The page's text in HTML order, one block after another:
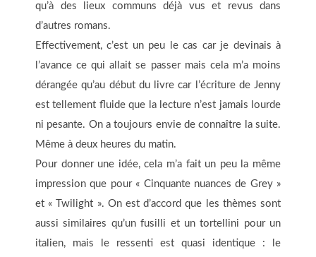
qu’à des lieux communs déjà vus et revus dans
d’autres romans.
Effectivement, c’est un peu le cas car je devinais à
l’avance ce qui allait se passer mais cela m’a moins
dérangée qu’au début du livre car l’écriture de Jenny
est tellement fluide que la lecture n’est jamais lourde
ni pesante. On a toujours envie de connaître la suite.
Même à deux heures du matin.
Pour donner une idée, cela m’a fait un peu la même
impression que pour « Cinquante nuances de Grey »
et « Twilight ». On est d’accord que les thèmes sont
aussi similaires qu’un fusilli et un tortellini pour un
italien, mais le ressenti est quasi identique : le